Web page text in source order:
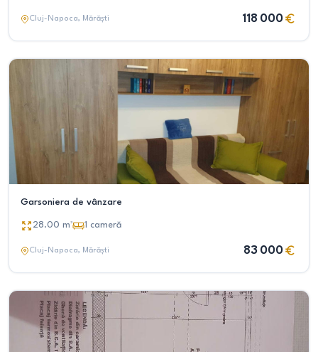
Cluj-Napoca, Mărăști 118 000
Garsoniera de vânzare
28.00 m² 1 cameră
Cluj-Napoca, Mărăști 83 000